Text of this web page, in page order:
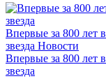
Впервые за 800 лет
звезда Новости
Впервые за 800 лет
звезда